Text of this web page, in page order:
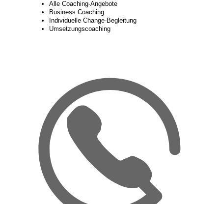
Alle Coaching-Angebote
Business Coaching
Individuelle Change-Begleitung
Umsetzungscoaching